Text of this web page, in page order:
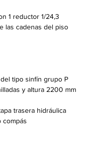
1 reductor 1/24,3
las cadenas del piso
tipo sinfín grupo P
y altura 2200 mm
trasera hidráulica
compás